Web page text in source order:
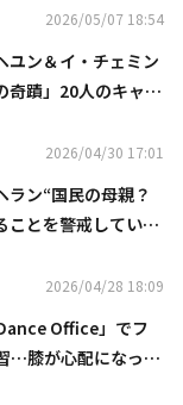
2026/05/07 18:54
ユン＆イ・チェミン
奇蹟」20人のキャス
2026/04/30 17:01
ラン“国民の母親？
ことを警戒してい
2026/04/28 18:09
Office」でフ
…膝が心配になっ